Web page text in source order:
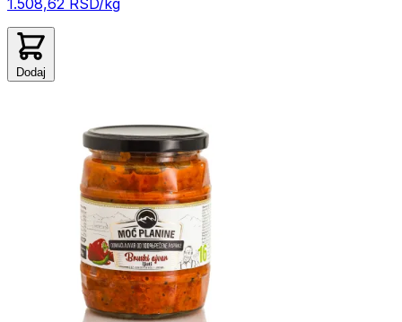
Dodaj